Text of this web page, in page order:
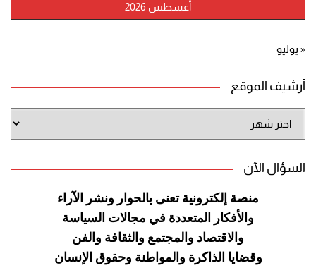
أغسطس 2026
« يوليو
أرشيف الموقع
الموقع
السؤال الآن
منصة إلكترونية تعنى بالحوار ونشر الآراء
والأفكار المتعددة في مجالات السياسة
والاقتصاد والمجتمع والثقافة والفن
وقضايا الذاكرة والمواطنة وحقوق الإنسان